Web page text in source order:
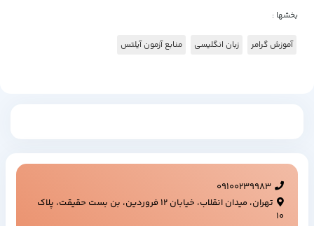
بخشها :
آموزش گرامر زبان انگلیسی منابع آزمون آیلتس
09100239983
تهران، میدان انقلاب، خیابان ۱۲ فروردین، بن بست حقیقت، پلاک
۱۰